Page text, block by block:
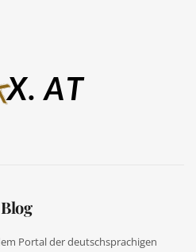
Portal der deutschsprachigen